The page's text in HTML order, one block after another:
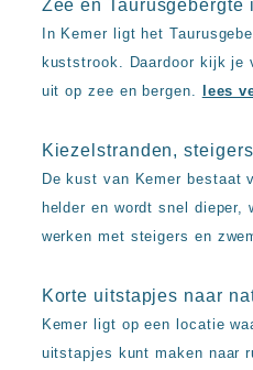
Zee en Taurusgebergte
In Kemer ligt het
kuststrook. Daardoor kijk je
uit op zee en bergen. lees
Kiezelstranden,
De kust van Kemer bestaat
helder en wordt snel dieper,
werken met steigers en
Korte uitstapjes naar
Kemer ligt op een locatie
uitstapjes kunt maken naar